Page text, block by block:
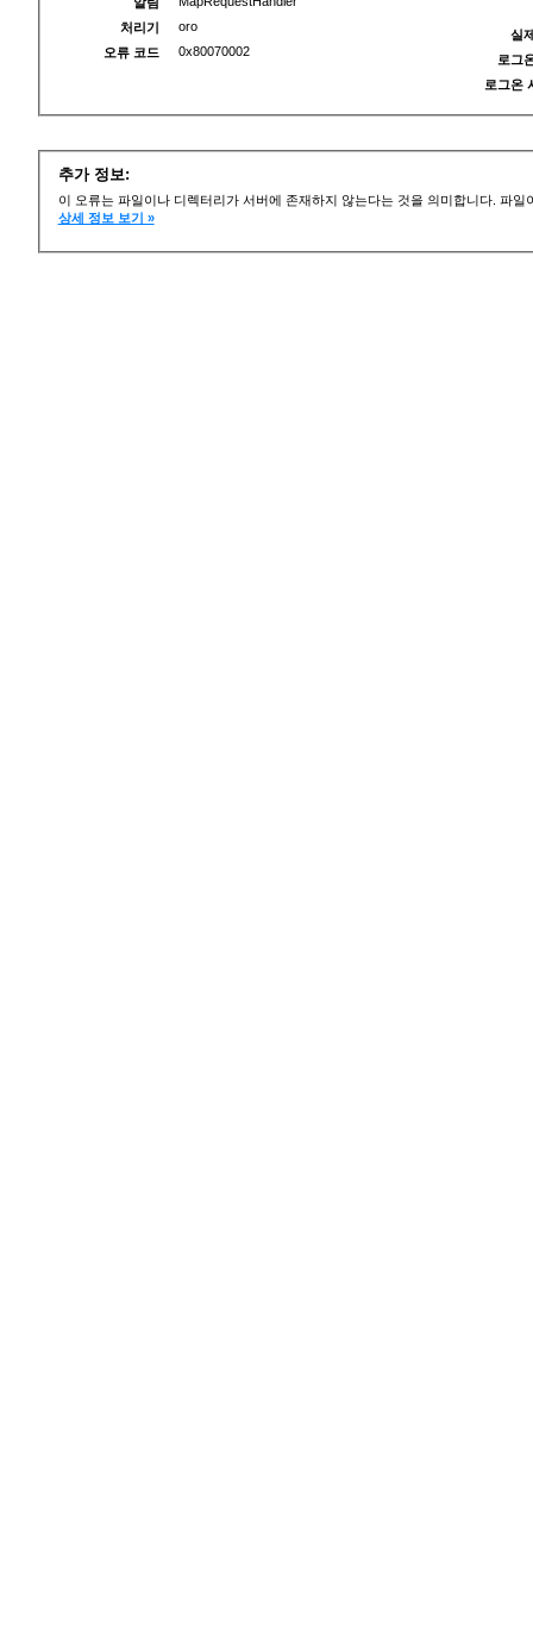
처리기
oro
오류 코드
0x80070002
실
로그
로그온
추가 정보:
이 오류는 파일이나 디렉터리가 서버에 존재하지 않는다는 것을 의미합니다. 파
상세 정보 보기 »